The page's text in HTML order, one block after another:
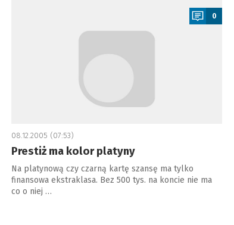
0
08.12.2005 (07:53)
Prestiż ma kolor platyny
Na platynową czy czarną kartę szansę ma tylko
finansowa ekstraklasa. Bez 500 tys. na koncie nie ma
co o niej …